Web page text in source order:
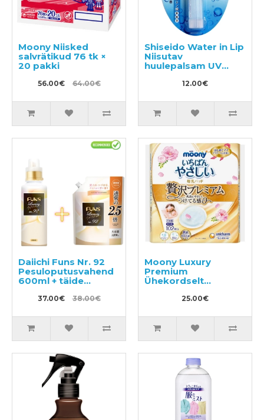
Moony Niisked
salvrätikud 76 tk ×
20 pakki
56.00€ 64.00€
Shiseido Water in Lip
Niisutav
huulepalsam UV
12.00€
Daiichi Funs Nr. 92
Pesuloputusvahend
600ml + täide
37.00€ 38.00€
Moony Luxury
Premium
Ühekordselt
rinnapadjakesed
25.00€